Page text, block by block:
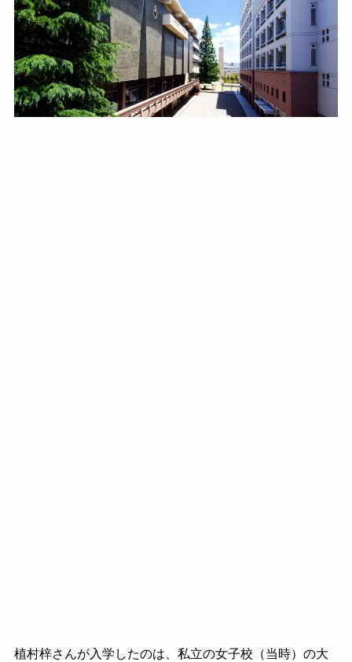
植村梓さんが入学したのは、私立の女子校（当時）の大